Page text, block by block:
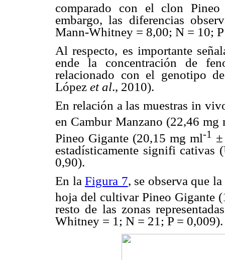
comparado con el clon
embargo, las diferencias
Mann-Whitney = 8,00; N = 10;
Al respecto, es importante
ende la concentración de
relacionado con el genotipo
López et al., 2010).
En relación a las muestras in
en Cambur Manzano (22,46 mg
Pineo Gigante (20,15 mg ml-1
estadísticamente signifi
0,90).
En laFigura 7, se observa que
hoja del cultivar Pineo Gigante
resto de las zonas
Whitney = 1; N = 21; P = 0,009).